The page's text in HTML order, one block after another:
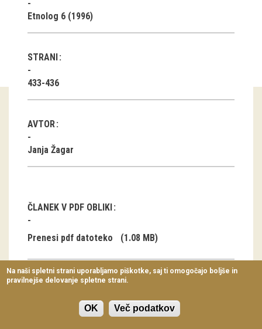
Občasne razstave
Gostovanja
E-razstave
Virtualni sprehodi
Razstavni projekti
Napovednik
Arhiv razstav
Koledar dogodkov
Prireditve
Predavanja
Delavnice
Vodeni ogledi
Etnolog 6 (1996)
STRANI
433-436
AVTOR
Janja Žagar
ČLANEK V PDF OBLIKI
Prenesi pdf datoteko (1.08 MB)
Po sledeh
Na naši spletni strani uporabljamo piškotke, saj ti omogočajo boljše in
pravilnejše delovanje spletne strani.
OK Več podatkov